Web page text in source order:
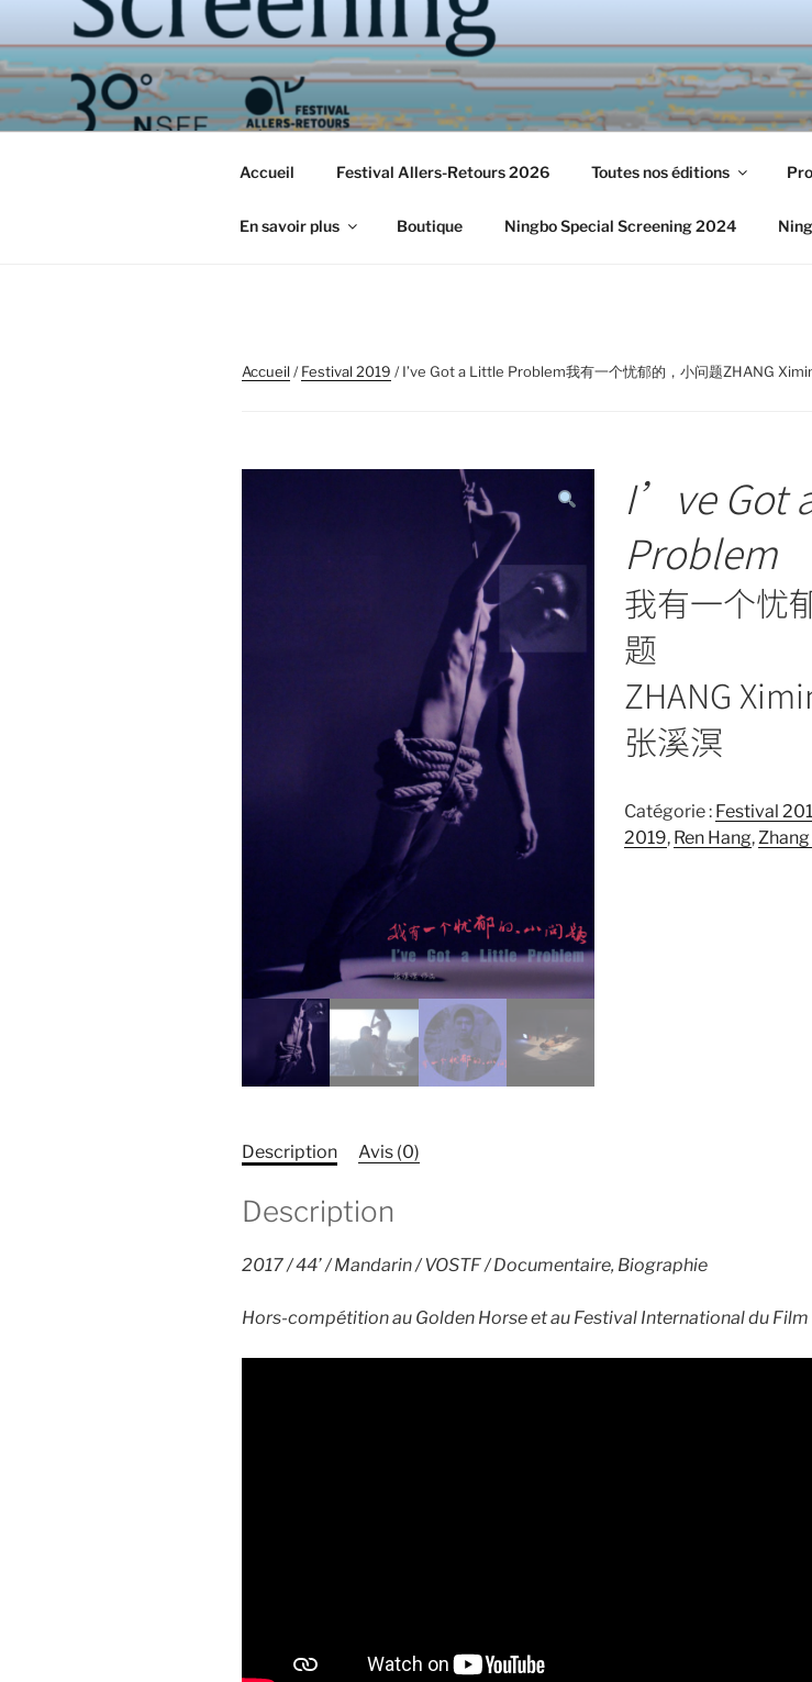
contenu
principal
Accueil Festival Allers-Retours 2026 Toutes nos éditions
En savoir plus Boutique Ningbo Special Screening 2024
Accueil/Festival 2019 / I’ve Got a Little Problem我有一个忧郁的，小问题ZHANG
I’ve Got
Problem
我有一个忧
题
ZHANG
张溪溟
Catégorie : Festival
2019, Ren Hang,
Description Avis (0)
Description
2017 / 44’ / Mandarin / VOSTF / Documentaire, Biographie
Hors-compétition au Golden Horse et au Festival International du Film